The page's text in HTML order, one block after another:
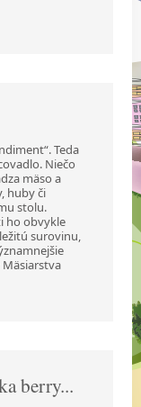
Teda
Niečo
mäso a
huby či
stolu.
ho obvykle
surovinu,
berry...